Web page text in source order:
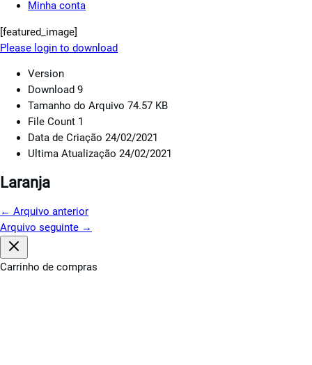
Minha conta
[featured_image]
Please login to download
Version
Download 9
Tamanho do Arquivo 74.57 KB
File Count 1
Data de Criação 24/02/2021
Ultima Atualização 24/02/2021
Laranja
← Arquivo anterior
Arquivo seguinte →
Carrinho de compras